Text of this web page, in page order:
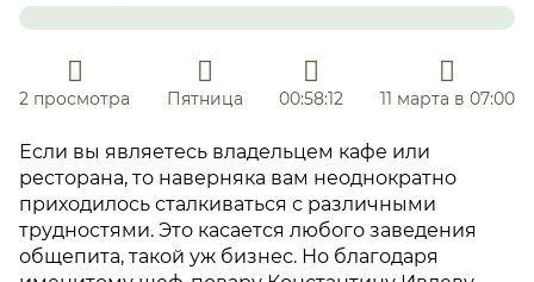
2 просмотра Пятница 00:58:12 11 марта в 07:00
Если вы являетесь владельцем кафе или
ресторана, то наверняка вам неоднократно
приходилось сталкиваться с различными
трудностями. Это касается любого заведения
общепита, такой уж бизнес. Но благодаря